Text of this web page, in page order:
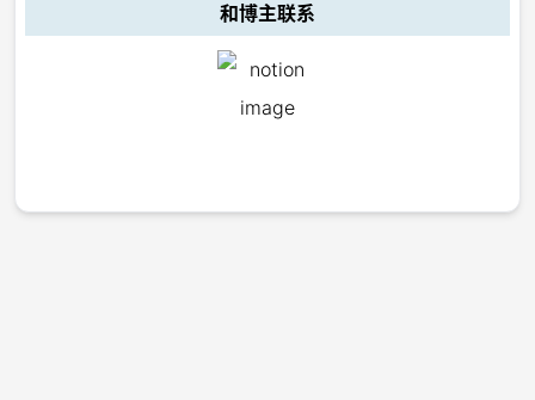
和博主联系